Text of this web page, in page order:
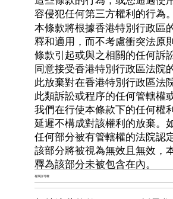
有限許可權
容侵犯任何第三方權利的行為。
本條款將根據香港特別行政區
釋和適用，而不考慮衝突法原
條款引起或與之相關的任何訴
同意接受香港特別行政區法院
此放棄對在香港特別行政區法
此類訴訟或程序的任何管轄權
我們在行使本條款下的任何權
延遲不構成對該權利的放棄。
任何部分被有管轄權的法院認
該部分將被視為無效且無效，
釋為該部分未被包含在內。